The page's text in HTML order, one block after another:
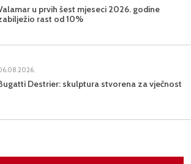
u prvih šest mjeseci 2026. godine
rast od 10%
Destrier: skulptura stvorena za vječnost